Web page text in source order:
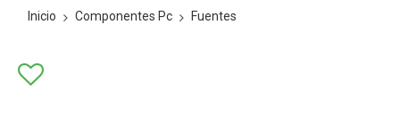
Inicio Componentes Pc Fuentes